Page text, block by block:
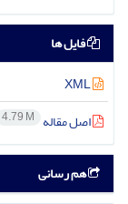
فایل ها
اصل مقاله 4.79 M
هم رسانی